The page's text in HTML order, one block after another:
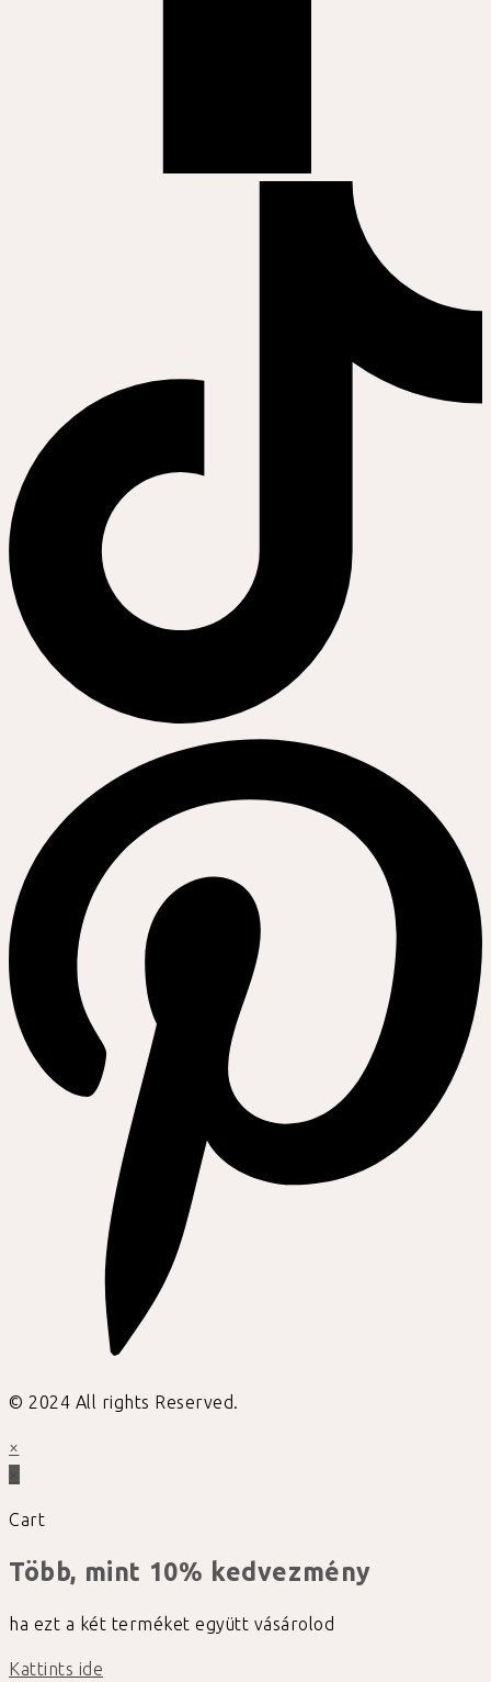
© 2024 All rights Reserved.
×
Cart
Több, mint 10% kedvezmény
ha ezt a két terméket együtt vásárolod
Kattints ide